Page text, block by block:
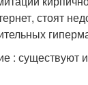
стоят
: существуют